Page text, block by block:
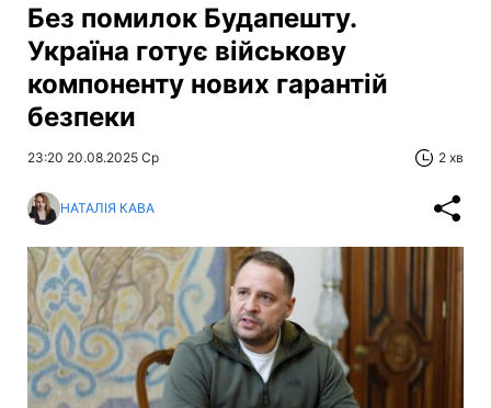
Без помилок Будапешту.
Україна готує військову
компоненту нових гарантій
безпеки
23:20 20.08.2025 Ср 2 хв
НАТАЛІЯ КАВА